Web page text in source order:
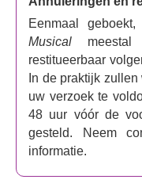
Eenmaal
Musical meestal
restitueerbaar
In de praktijk
uw verzoek te
48 uur vóór de
gesteld. Neem
informatie.